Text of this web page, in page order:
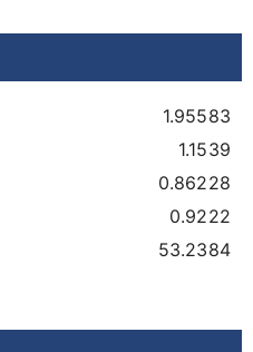
1.95583
1.1539
0.86228
0.9222
53.2384